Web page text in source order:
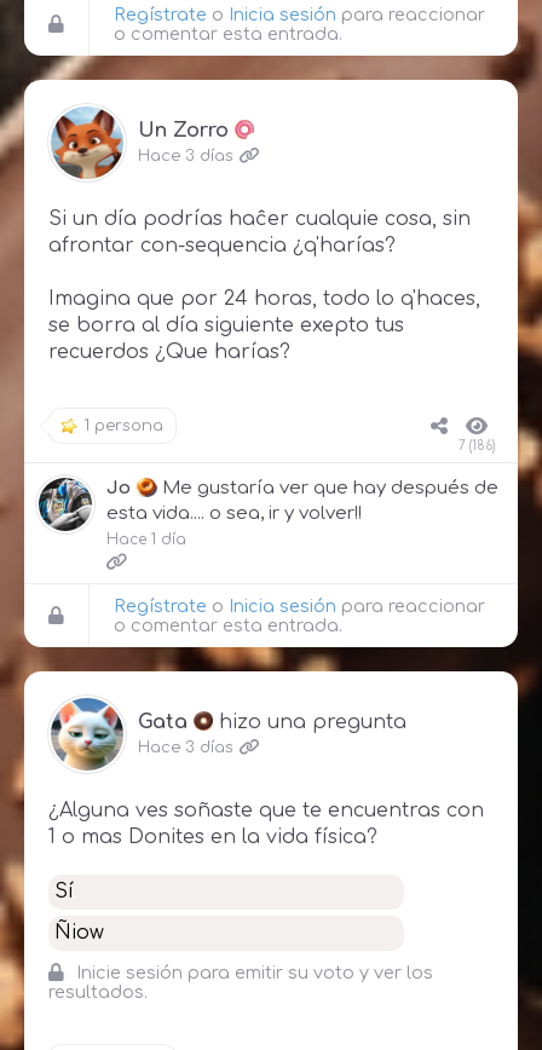
Regístrate o Inicia sesión para reaccionar
o comentar esta entrada.
Un Zorro
Hace 3 días
Si un día podrías haĉer cualquie cosa, sin
afrontar con-sequencia ¿q'harías?
Imagina que por 24 horas, todo lo q'haces,
se borra al día siguiente exepto tus
recuerdos ¿Que harías?
1 persona
7 (186)
Jo
Me gustaría ver que hay después de
esta vida.... o sea, ir y volver!!
Hace 1 día
Regístrate o Inicia sesión para reaccionar
o comentar esta entrada.
Gata hizo una pregunta
Hace 3 días
¿Alguna ves soñaste que te encuentras con
1 o mas Donites en la vida física?
Sí
Ñiow
Inicie sesión para emitir su voto y ver los
resultados.